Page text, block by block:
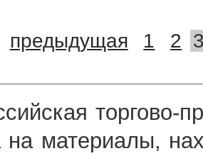
предыдущая 1 2
торгово-
на материалы,